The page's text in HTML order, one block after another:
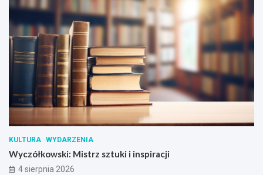
KULTURA WYDARZENIA
Wyczółkowski: Mistrz sztuki i inspiracji
4 sierpnia 2026